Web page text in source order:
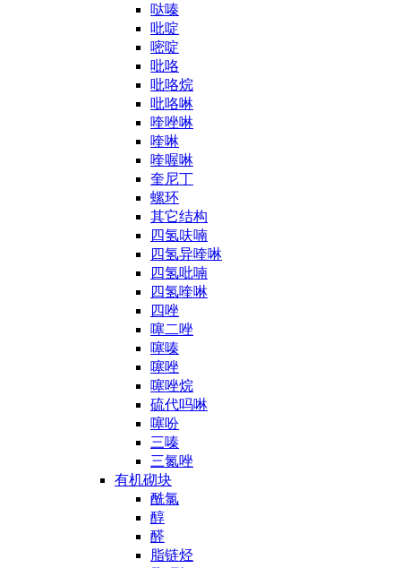
哒嗪
吡啶
嘧啶
吡咯
吡咯烷
吡咯啉
喹唑啉
喹啉
喹喔啉
奎尼丁
螺环
其它结构
四氢呋喃
四氢异喹啉
四氢吡喃
四氢喹啉
四唑
噻二唑
噻嗪
噻唑
噻唑烷
硫代吗啉
噻吩
三嗪
三氮唑
有机砌块
酰氯
醇
醛
脂链烃